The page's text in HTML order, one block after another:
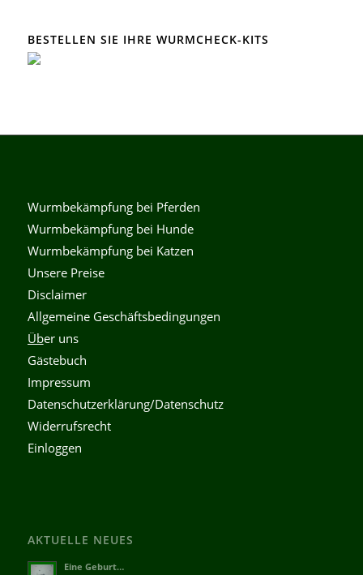
BESTELLEN SIE IHRE WURMCHECK-KITS
Wurmbekämpfung bei Pferden
Wurmbekämpfung bei Hunde
Wurmbekämpfung bei Katzen
Unsere Preise
Disclaimer
Allgemeine Geschäftsbedingungen
Über uns
Gästebuch
Impressum
Datenschutzerklärung/Datenschutz
Widerrufsrecht
Einloggen
AKTUELLE NEUES
Eine Geburt…